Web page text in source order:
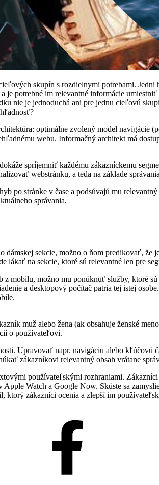
skupín s rozdielnymi potrebami.
je potrebné im relevantné informácie
nie je jednoduchá ani pre jednu cieľovú
optimálne zvolený model
webu. Informačný architekt má
spríjemniť každému zákazníckemu
webstránku, a teda na základe
po stránke v čase a podsúvajú mu
správania.
dámskej sekcie, možno o ňom predikovať, že
lákať na sekcie, ktoré sú relevantné len pre
z mobilu, možno mu ponúknuť služby, ktoré
a desktopový počítač patria tej istej
muž alebo žena (ak obsahuje ženské
o používateľovi.
Upravovať napr. navigáciu alebo kľúčovú
zákazníkovi relevantný obsah vrátane
používateľskými rozhraniami.
Watch a Google Now. Skúste sa
ktorý zákazníci ocenia a zlepší im